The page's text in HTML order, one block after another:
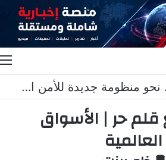
* : قمة مكة… نحو منظومة جديدة للأمن الجماعي*
حر | الأسواق
العالمية